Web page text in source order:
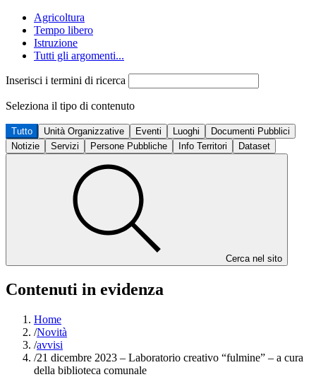
Agricoltura
Tempo libero
Istruzione
Tutti gli argomenti...
Inserisci i termini di ricerca
Seleziona il tipo di contenuto
Tutto Unità Organizzative Eventi Luoghi
Documenti Pubblici
Notizie
Servizi Persone Pubbliche Info Territori Dataset
Cerca nel sito
Contenuti in evidenza
Home
/Novità
/avvisi
/21 dicembre 2023 – Laboratorio creativo “fulmine” – a cura
della biblioteca comunale